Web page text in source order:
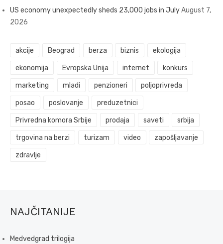
US economy unexpectedly sheds 23,000 jobs in JulyAugust 7,
2026
akcije Beograd berza biznis ekologija
ekonomija Evropska Unija internet konkurs
marketing mladi penzioneri poljoprivreda
posao poslovanje preduzetnici
Privredna komora Srbije prodaja saveti srbija
trgovina na berzi turizam video zapošljavanje
zdravlje
NAJČITANIJE
Medvedgrad trilogija